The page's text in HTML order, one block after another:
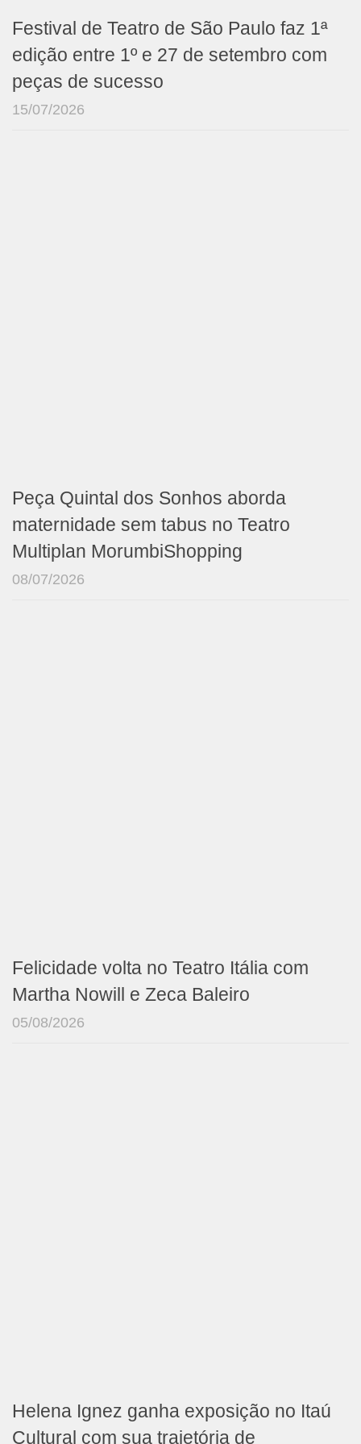
Festival de Teatro de São Paulo faz 1ª
edição entre 1º e 27 de setembro com
peças de sucesso
15/07/2026
Peça Quintal dos Sonhos aborda
maternidade sem tabus no Teatro
Multiplan MorumbiShopping
08/07/2026
Felicidade volta no Teatro Itália com
Martha Nowill e Zeca Baleiro
05/08/2026
Helena Ignez ganha exposição no Itaú
Cultural com sua trajetória de